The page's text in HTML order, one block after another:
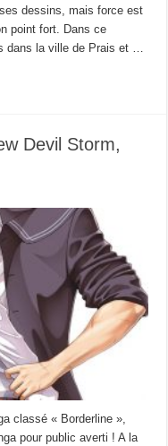
dessins, mais force est
point fort. Dans ce
dans la ville de Prais et …
Devil Storm,
classé « Borderline »,
pour public averti ! A la